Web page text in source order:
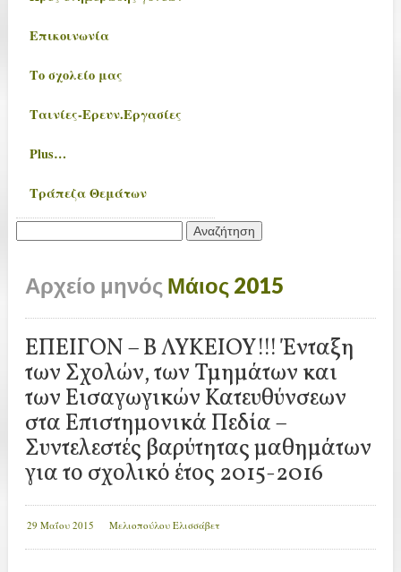
Επικοινωνία
Το σχολείο μας
Ταινίες-Ερευν.Εργασίες
Plus…
Τράπεζα Θεμάτων
Αρχείο μηνός Μάιος 2015
ΕΠΕΙΓΟΝ – Β ΛΥΚΕΙΟΥ!!! Ένταξη
των Σχολών, των Τμημάτων και
των Εισαγωγικών Κατευθύνσεων
στα Επιστημονικά Πεδία –
Συντελεστές βαρύτητας μαθημάτων
για το σχολικό έτος 2015-2016
29 Μαΐου 2015 Μελιοπούλου Ελισσάβετ